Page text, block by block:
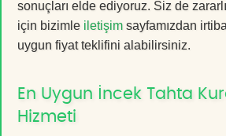
sonuçları elde ediyoruz. Siz de
için bizimle iletişim sayfamızdan
uygun fiyat teklifini alabilirsiniz.
En Uygun İncek Tahta
Hizmeti